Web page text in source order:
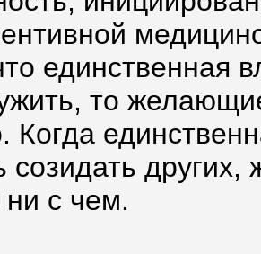
единственная
то
Когда
созидать
ни с чем.